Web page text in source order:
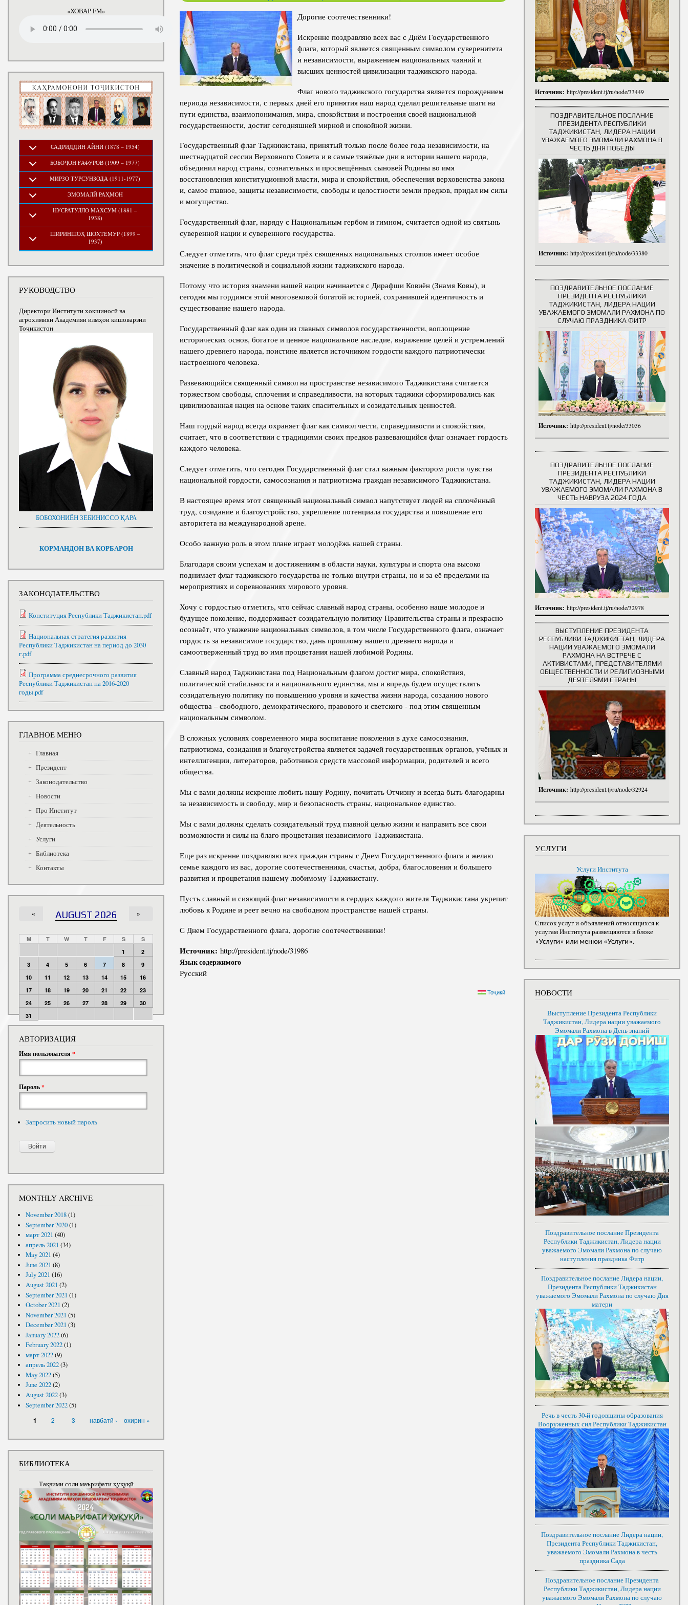
Структура Директор Института
Руководители и сотрудники История руководителей
Дорогие соотечественники!
Искренне поздравляю всех вас с Днём Государственного
флага, который является священным символом суверенитета
и независимости, выражением национальных чаяний и
высших ценностей цивилизации таджикского народа.
Флаг нового таджикского государства является порождением
периода независимости, с первых дней его принятия наш народ сделал решительные шаги на
пути единства, взаимопонимания, мира, спокойствия и построения своей национальной
государственности, достиг сегодняшней мирной и спокойной жизни.
Государственный флаг Таджикистана, принятый только после более года независимости, на
шестнадцатой сессии Верховного Совета и в самые тяжёлые дни в истории нашего народа,
объединил народ страны, сознательных и просвещённых сыновей Родины во имя
восстановления конституционной власти, мира и спокойствия, обеспечения верховенства закона
и, самое главное, защиты независимости, свободы и целостности земли предков, придал им силы
и могущество.
Государственный флаг, наряду с Национальным гербом и гимном, считается одной из святынь
суверенной нации и суверенного государства.
Следует отметить, что флаг среди трёх священных национальных столпов имеет особое
значение в политической и социальной жизни таджикского народа.
Потому что история знамени нашей нации начинается с Дирафши Ковиён (Знамя Ковы), и
сегодня мы гордимся этой многовековой богатой историей, сохранившей идентичность и
существование нашего народа.
Государственный флаг как один из главных символов государственности, воплощение
исторических основ, богатое и ценное национальное наследие, выражение целей и устремлений
нашего древнего народа, поистине является источником гордости каждого патриотически
настроенного человека.
Развевающийся священный символ на пространстве независимого Таджикистана считается
торжеством свободы, сплочения и справедливости, на которых таджики сформировались как
цивилизованная нация на основе таких спасительных и созидательных ценностей.
Наш гордый народ всегда охраняет флаг как символ чести, справедливости и спокойствия,
считает, что в соответствии с традициями своих предков развевающийся флаг означает гордость
каждого человека.
Следует отметить, что сегодня Государственный флаг стал важным фактором роста чувства
национальной гордости, самосознания и патриотизма граждан независимого Таджикистана.
В настоящее время этот священный национальный символ напутствует людей на сплочённый
труд, созидание и благоустройство, укрепление потенциала государства и повышение его
авторитета на международной арене.
Особо важную роль в этом плане играет молодёжь нашей страны.
Благодаря своим успехам и достижениям в области науки, культуры и спорта она высоко
поднимает флаг таджикского государства не только внутри страны, но и за её пределами на
мероприятиях и соревнованиях мирового уровня.
Хочу с гордостью отметить, что сейчас славный народ страны, особенно наше молодое и
будущее поколение, поддерживает созидательную политику Правительства страны и прекрасно
осознаёт, что уважение национальных символов, в том числе Государственного флага, означает
гордость за независимое государство, дань прошлому нашего древнего народа и
самоотверженный труд во имя процветания нашей любимой Родины.
Славный народ Таджикистана под Национальным флагом достиг мира, спокойствия,
политической стабильности и национального единства, мы и впредь будем осуществлять
созидательную политику по повышению уровня и качества жизни народа, созданию нового
общества – свободного, демократического, правового и светского - под этим священным
национальным символом.
В сложных условиях современного мира воспитание поколения в духе самосознания,
патриотизма, созидания и благоустройства является задачей государственных органов, учёных и
интеллигенции, литераторов, работников средств массовой информации, родителей и всего
общества.
Мы с вами должны искренне любить нашу Родину, почитать Отчизну и всегда быть благодарны
за независимость и свободу, мир и безопасность страны, национальное единство.
Мы с вами должны сделать созидательный труд главной целью жизни и направить все свои
возможности и силы на благо процветания независимого Таджикистана.
Еще раз искренне поздравляю всех граждан страны с Днем Государственного флага и желаю
семье каждого из вас, дорогие соотечественники, счастья, добра, благословения и большего
развития и процветания нашему любимому Таджикистану.
Пусть славный и сияющий флаг независимости в сердцах каждого жителя Таджикистана укрепит
любовь к Родине и реет вечно на свободном пространстве нашей страны.
С Днем Государственного флага, дорогие соотечественники!
Источник: http://president.tj/node/31986
Язык содержимого
Русский
Тоҷикӣ
«ХОВАР FM»
САДРИДДИН АЙНӢ (1878 – 1954)
БОБОҶОН ҒАФУРОВ (1909 – 1977)
МИРЗО ТУРСУНЗОДА (1911-1977)
ЭМОМАЛӢ РАҲМОН
НУСРАТУЛЛО МАХСУМ (1881 –
1938)
ШИРИНШОҲ ШОҲТЕМУР (1899 –
1937)
РУКОВОДСТВО
Директори Институти хокшиносӣ ва
агрохимияи Академияи илмҳои кишоварзии
Тоҷикистон
БОБОХОНИЁН ЗЕБИНИССО ҚАРА
КОРМАНДОН ВА КОРБАРОН
ЗАКОНОДАТЕЛЬСТВО
Конституция Республики Таджикистан.pdf
Национальная стратегия развития
Республики Таджикистан на период до 2030
г.pdf
Программа среднесрочного развития
Республики Таджикистан на 2016-2020
годы.pdf
ГЛАВНОЕ МЕНЮ
Главная
Президент
Законодательство
Новости
Про Институт
Деятельность
Услуги
Библиотека
Контакты
AUGUST 2026
« »
M T W T F S
S
1
2
3
4 5 6 7 8
9
10
11 12 13 14 15
16
17
18 19 20 21 22
23
24
25 26 27 28 29
30
31
АВТОРИЗАЦИЯ
Имя пользователя *
Пароль*
Запросить новый пароль
MONTHLY ARCHIVE
November 2018(1)
September 2020(1)
март 2021 (40)
апрель 2021 (34)
May 2021 (4)
June 2021 (8)
July 2021 (16)
August 2021 (2)
September 2021 (1)
October 2021 (2)
November 2021 (5)
December 2021 (3)
January 2022(6)
February 2022(1)
март 2022(9)
апрель 2022(3)
May 2022(5)
June 2022(2)
August 2022(3)
September 2022(5)
1 2 3 навбатӣ › охирин »
БИБЛИОТЕКА
Тақвими соли маърифати ҳуқуқӣ
Источник: http://president.tj/ru/node/33449
ПОЗДРАВИТЕЛЬНОЕ ПОСЛАНИЕ
ПРЕЗИДЕНТА РЕСПУБЛИКИ
ТАДЖИКИСТАН, ЛИДЕРА НАЦИИ
УВАЖАЕМОГО ЭМОМАЛИ РАХМОНА В
ЧЕСТЬ ДНЯ ПОБЕДЫ
Источник: http://president.tj/ru/node/33380
ПОЗДРАВИТЕЛЬНОЕ ПОСЛАНИЕ
ПРЕЗИДЕНТА РЕСПУБЛИКИ
ТАДЖИКИСТАН, ЛИДЕРА НАЦИИ
УВАЖАЕМОГО ЭМОМАЛИ РАХМОНА ПО
СЛУЧАЮ ПРАЗДНИКА ФИТР
Источник: http://president.tj/node/33036
ПОЗДРАВИТЕЛЬНОЕ ПОСЛАНИЕ
ПРЕЗИДЕНТА РЕСПУБЛИКИ
ТАДЖИКИСТАН, ЛИДЕРА НАЦИИ
УВАЖАЕМОГО ЭМОМАЛИ РАХМОНА В
ЧЕСТЬ НАВРУЗА 2024 ГОДА
Источник: http://president.tj/ru/node/32978
ВЫСТУПЛЕНИЕ ПРЕЗИДЕНТА
РЕСПУБЛИКИ ТАДЖИКИСТАН, ЛИДЕРА
НАЦИИ УВАЖАЕМОГО ЭМОМАЛИ
РАХМОНА НА ВСТРЕЧЕ С
АКТИВИСТАМИ, ПРЕДСТАВИТЕЛЯМИ
ОБЩЕСТВЕННОСТИ И РЕЛИГИОЗНЫМИ
ДЕЯТЕЛЯМИ СТРАНЫ
Источник: http://president.tj/ru/node/32924
УСЛУГИ
Услуги Института
Список услуг и объявлений относящихся к
услугам Института размещяются в блоке
«Услуги» или менюи «Услуги».
НОВОСТИ
Выступление Президента Республики
Таджикистан, Лидера нации уважаемого
Эмомали Рахмона в День знаний
Поздравительное послание Президента
Республики Таджикистан, Лидера нации
уважаемого Эмомали Рахмона по случаю
наступления праздника Фитр
Поздравительное послание Лидера нации,
Президента Республики Таджикистан
уважаемого Эмомали Рахмона по случаю Дня
матери
Речь в честь 30-й годовщины образования
Вооруженных сил Республики Таджикистан
Поздравительное послание Лидера нации,
Президента Республики Таджикистан,
уважаемого Эмомали Рахмона в честь
праздника Сада
Поздравительное послание Президента
Республики Таджикистан, Лидера нации
уважаемого Эмомали Рахмона по случаю